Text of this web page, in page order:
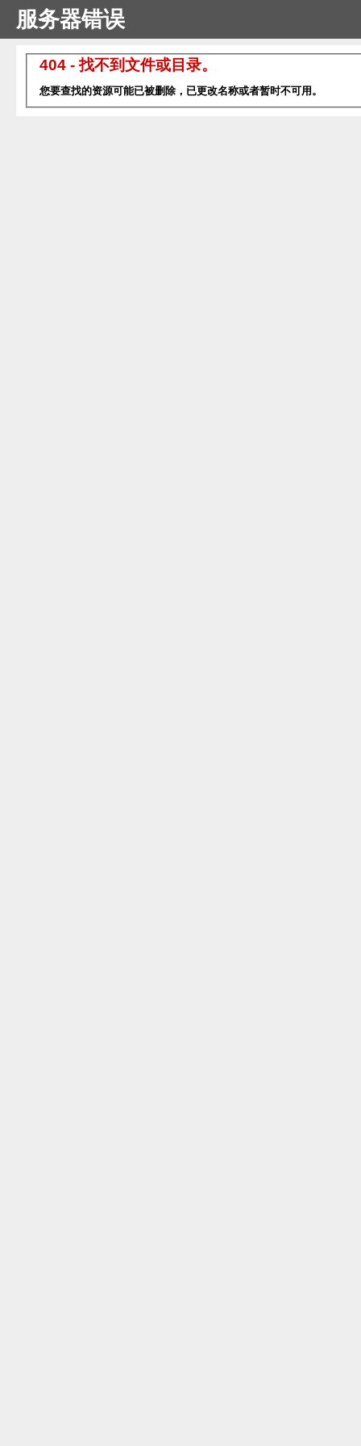
服务器错误
404 - 找不到文件或目录。
您要查找的资源可能已被删除，已更改名称或者暂时不可用。